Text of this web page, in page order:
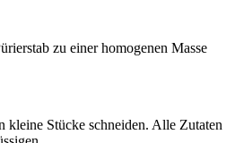
zu einer homogenen Masse
kleine Stücke schneiden. Alle Zutaten